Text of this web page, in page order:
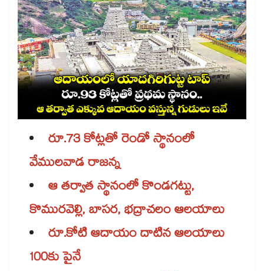
రూ.73 కోట్లతో రెండో స్థానంలో
వేములవాడ రాజన్న
ఆ తర్వాత స్థానంలో కొండగట్టు,
కొమురవెల్లి, బాసర, భద్రాచలం ఆలయాలు
రూ.కోటి ఆదాయం దాటిన ఆలయాలు
100కు పైనే